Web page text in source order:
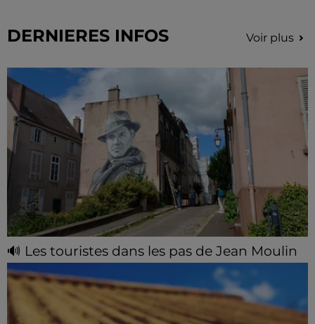
DERNIERES INFOS Voir plus
🔊 Les touristes dans les pas de Jean Moulin
Le « tourisme de mémoire » s'invite dans les sorties
estivales de Chartres Tourisme.